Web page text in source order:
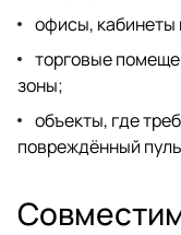
офисы, кабинеты
торговые
зоны;
объекты, где
повреждённый